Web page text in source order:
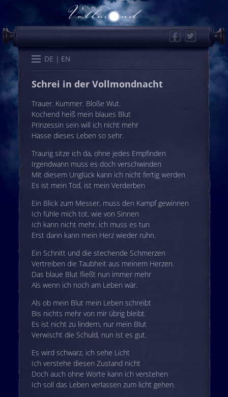
FacebookTwitter
DE EN
Start Kalender Karten
Schrei in der Vollmondnacht
Trauer. Kummer. Bloße Wut.
Kochend heiß mein blaues Blut
Prinzessin sein will ich nicht mehr
Hasse dieses Leben so sehr.
Traurig sitze ich da, ohne jedes Empfinden
Irgendwann muss es doch verschwinden
Mit diesem Unglück kann ich nicht fertig werden
Es ist mein Tod, ist mein Verderben
Ein Blick zum Messer, muss den Kampf gewinnen
Ich fühle mich tot, wie von Sinnen
Ich kann nicht mehr, ich muss es tun
Erst dann kann mein Herz wieder ruhn.
Ein Schnitt und die stechende Schmerzen
Vertreiben die Taubheit aus meinem Herzen.
Das blaue Blut fließt nun immer mehr
Als wenn ich noch am Leben wär.
Als ob mein Blut mein Leben schreibt
Bis nichts mehr von mir übrig bleibt.
Es ist nicht zu lindern, nur mein Blut
Verwischt die Schuld, nun ist es gut.
Es wird schwarz, ich sehe Licht
Ich verstehe diesen Zustand nicht
Doch auch ohne Worte kann ich verstehen
Ich soll das Leben verlassen zum licht gehen.